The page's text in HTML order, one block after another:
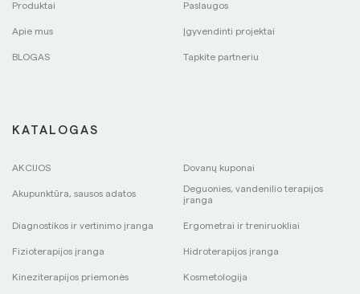
Produktai Paslaugos
Apie mus Įgyvendinti projektai
BLOGAS Tapkite partneriu
KATALOGAS
AKCIJOS Dovanų kuponai
Akupunktūra, sausos adatos
Deguonies, vandenilio terapijos
įranga
Diagnostikos ir vertinimo įranga Ergometrai ir treniruokliai
Fizioterapijos įranga Hidroterapijos įranga
Kineziterapijos priemonės Kosmetologija